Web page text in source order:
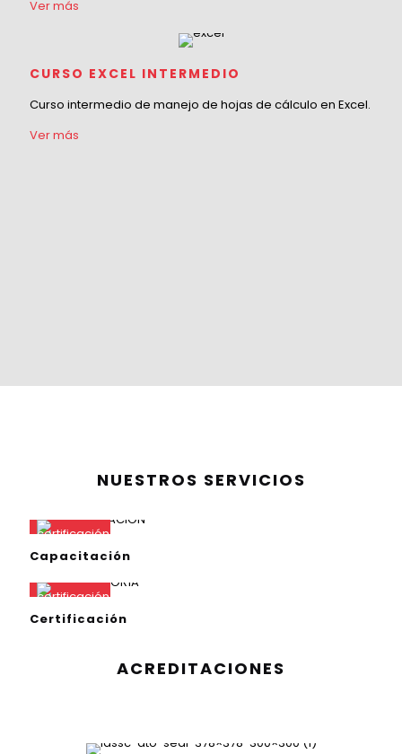
Ver más
CURSO EXCEL INTERMEDIO
Curso intermedio de manejo de hojas de cálculo en Excel.
Ver más
NUESTROS SERVICIOS
Capacitación
Certificación
ACREDITACIONES